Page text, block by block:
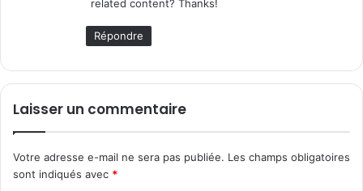
:
related content? Thanks!
Répondre
Laisser un commentaire
Votre adresse e-mail ne sera pas publiée. Les champs obligatoires
sont indiqués avec *